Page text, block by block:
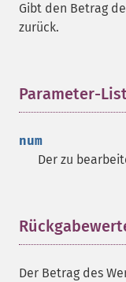
Gibt den Betrag
zurück.
Parameter-
num
Der zu
Der Betrag des